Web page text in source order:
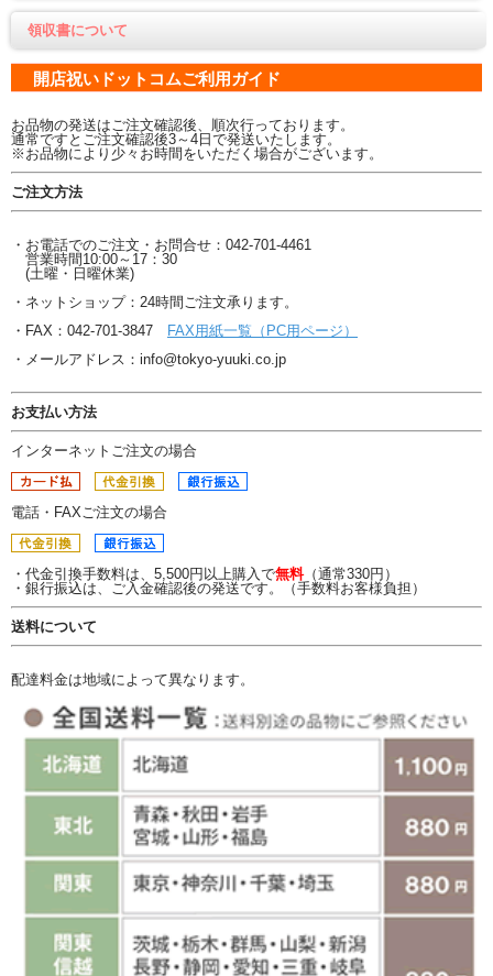
領収書について
開店祝いドットコムご利用ガイド
お品物の発送はご注文確認後、順次行っております。
通常ですとご注文確認後3～4日で発送いたします。
※お品物により少々お時間をいただく場合がございます。
ご注文方法
・お電話でのご注文・お問合せ：042-701-4461
営業時間10:00～17：30
(土曜・日曜休業)
・ネットショップ：24時間ご注文承ります。
・FAX：042-701-3847
FAX用紙一覧（PC用ページ）
・メールアドレス：info@tokyo-yuuki.co.jp
お支払い方法
インターネットご注文の場合
電話・FAXご注文の場合
・代金引換手数料は、5,500円以上購入で無料（通常330円）
・銀行振込は、ご入金確認後の発送です。（手数料お客様負担）
送料について
配達料金は地域によって異なります。